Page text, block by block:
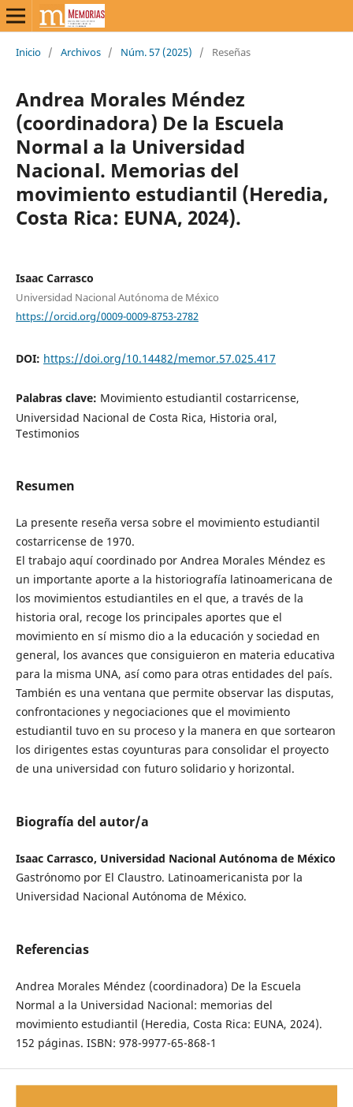
Inicio / Archivos / Núm. 57 (2025) / Reseñas
Andrea Morales Méndez
(coordinadora) De la Escuela
Normal a la Universidad
Nacional. Memorias del
movimiento estudiantil (Heredia,
Costa Rica: EUNA, 2024).
Isaac Carrasco
Universidad Nacional Autónoma de México
https://orcid.org/0009-0009-8753-2782
DOI: https://doi.org/10.14482/memor.57.025.417
Palabras clave: Movimiento estudiantil costarricense,
Universidad Nacional de Costa Rica, Historia oral,
Testimonios
Resumen
La presente reseña versa sobre el movimiento estudiantil
costarricense de 1970.
El trabajo aquí coordinado por Andrea Morales Méndez es
un importante aporte a la historiografía latinoamericana de
los movimientos estudiantiles en el que, a través de la
historia oral, recoge los principales aportes que el
movimiento en sí mismo dio a la educación y sociedad en
general, los avances que consiguieron en materia educativa
para la misma UNA, así como para otras entidades del país.
También es una ventana que permite observar las disputas,
confrontaciones y negociaciones que el movimiento
estudiantil tuvo en su proceso y la manera en que sortearon
los dirigentes estas coyunturas para consolidar el proyecto
de una universidad con futuro solidario y horizontal.
Biografía del autor/a
Isaac Carrasco, Universidad Nacional Autónoma de México
Gastrónomo por El Claustro. Latinoamericanista por la
Universidad Nacional Autónoma de México.
Referencias
Andrea Morales Méndez (coordinadora) De la Escuela
Normal a la Universidad Nacional: memorias del
movimiento estudiantil (Heredia, Costa Rica: EUNA, 2024).
152 páginas. ISBN: 978-9977-65-868-1